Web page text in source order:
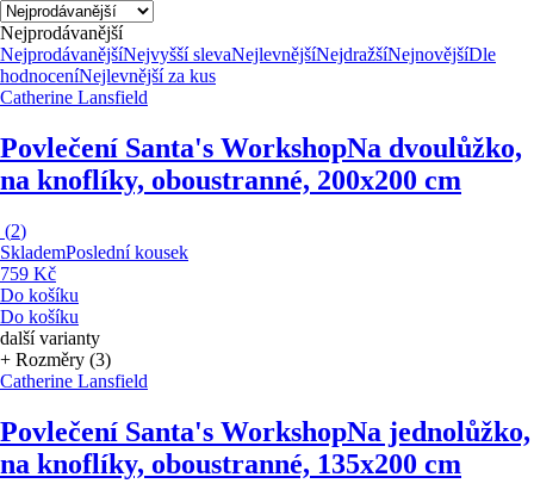
Nejprodávanější
NejprodávanějšíNejvyšší slevaNejlevnějšíNejdražšíNejnovějšíDle
hodnoceníNejlevnější za kus
Catherine Lansfield
Povlečení Santa's WorkshopNa dvoulůžko,
na knoflíky, oboustranné, 200x200 cm
(2)
SklademPoslední kousek
759 Kč
Do košíku
Do košíku
další varianty
+ Rozměry (3)
Catherine Lansfield
Povlečení Santa's WorkshopNa jednolůžko,
na knoflíky, oboustranné, 135x200 cm